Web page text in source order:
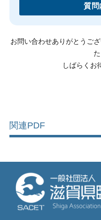
質
お問い合わせありがとうご
しばらくお
関連PDF